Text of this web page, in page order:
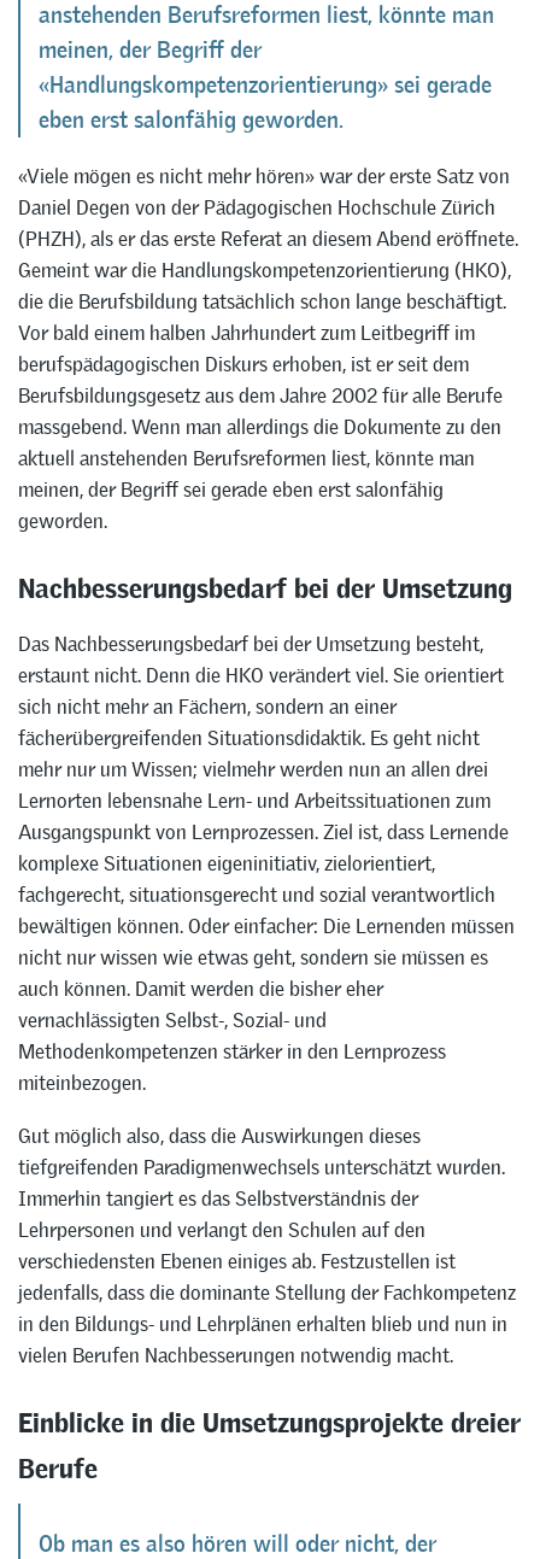
anstehenden Berufsreformen liest, könnte man
meinen, der Begriff der
«Handlungskompetenzorientierung» sei gerade
eben erst salonfähig geworden.
«Viele mögen es nicht mehr hören» war der erste Satz von
Daniel Degen von der Pädagogischen Hochschule Zürich
(PHZH), als er das erste Referat an diesem Abend eröffnete.
Gemeint war die Handlungskompetenzorientierung (HKO),
die die Berufsbildung tatsächlich schon lange beschäftigt.
Vor bald einem halben Jahrhundert zum Leitbegriff im
berufspädagogischen Diskurs erhoben, ist er seit dem
Berufsbildungsgesetz aus dem Jahre 2002 für alle Berufe
massgebend. Wenn man allerdings die Dokumente zu den
aktuell anstehenden Berufsreformen liest, könnte man
meinen, der Begriff sei gerade eben erst salonfähig
geworden.
Nachbesserungsbedarf bei der Umsetzung
Das Nachbesserungsbedarf bei der Umsetzung besteht,
erstaunt nicht. Denn die HKO verändert viel. Sie orientiert
sich nicht mehr an Fächern, sondern an einer
fächerübergreifenden Situationsdidaktik. Es geht nicht
mehr nur um Wissen; vielmehr werden nun an allen drei
Lernorten lebensnahe Lern- und Arbeitssituationen zum
Ausgangspunkt von Lernprozessen. Ziel ist, dass Lernende
komplexe Situationen eigeninitiativ, zielorientiert,
fachgerecht, situationsgerecht und sozial verantwortlich
bewältigen können. Oder einfacher: Die Lernenden müssen
nicht nur wissen wie etwas geht, sondern sie müssen es
auch können. Damit werden die bisher eher
vernachlässigten Selbst-, Sozial- und
Methodenkompetenzen stärker in den Lernprozess
miteinbezogen.
Gut möglich also, dass die Auswirkungen dieses
tiefgreifenden Paradigmenwechsels unterschätzt wurden.
Immerhin tangiert es das Selbstverständnis der
Lehrpersonen und verlangt den Schulen auf den
verschiedensten Ebenen einiges ab. Festzustellen ist
jedenfalls, dass die dominante Stellung der Fachkompetenz
in den Bildungs- und Lehrplänen erhalten blieb und nun in
vielen Berufen Nachbesserungen notwendig macht.
Einblicke in die Umsetzungsprojekte dreier
Berufe
Ob man es also hören will oder nicht, der